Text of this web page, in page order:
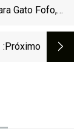
Gato Fofo,
:próximo